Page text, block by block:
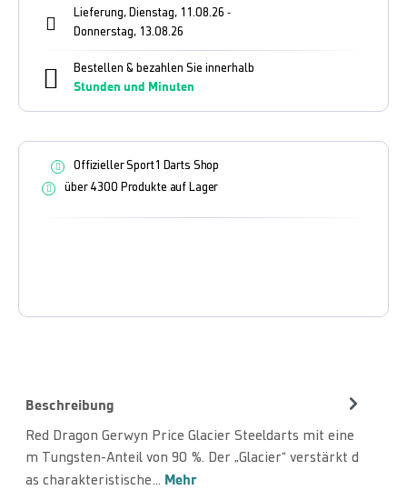
Beschreibung
Red Dragon Gerwyn Price Glacier Steeldarts mit eine
m Tungsten-Anteil von 90 %. Der „Glacier“ verstärkt d
as charakteristische… Mehr
Lieferung, Dienstag, 11.08.26 -
Donnerstag, 13.08.26
Bestellen & bezahlen Sie innerhalb
Stunden und Minuten
Offizieller Sport1 Darts Shop
über 4300 Produkte auf Lager